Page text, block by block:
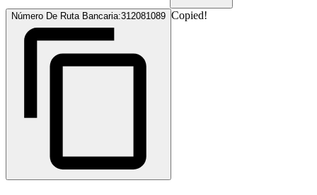
Número De Ruta Bancaria:312081089 Copied!